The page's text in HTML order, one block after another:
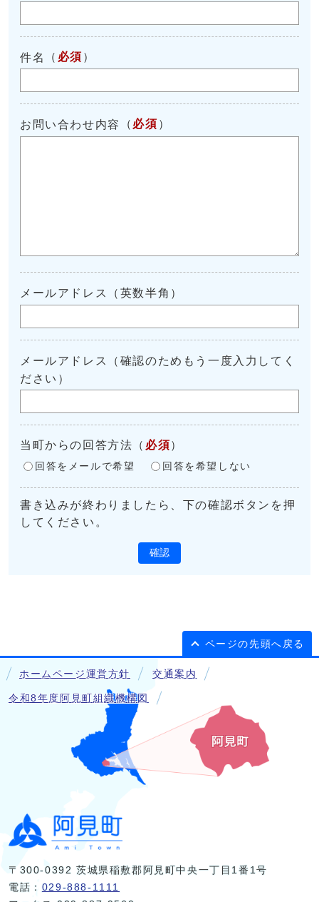
件名 （ 必須 ）
お問い合わせ内容 （ 必須 ）
メールアドレス（英数半角）
メールアドレス（確認のためもう一度入力してく
ださい）
当町からの回答方法 （ 必須 ）
回答をメールで希望 回答を希望しない
書き込みが終わりましたら、下の確認ボタンを押
してください。
確認
ページの先頭へ戻る
ホームページ運営方針 交通案内
令和8年度阿見町組織機構図
〒300-0392 茨城県稲敷郡阿見町中央一丁目1番1号
電話： 029-888-1111